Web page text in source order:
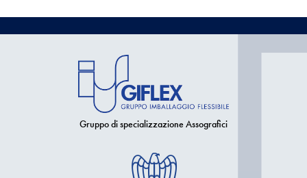
Gruppo di specializzazione Assografici